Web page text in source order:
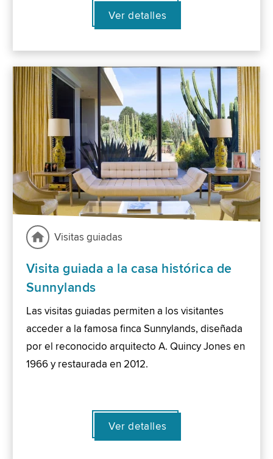
Ver detalles
Visitas guiadas
Visita guiada a la casa histórica de
Sunnylands
Las visitas guiadas permiten a los visitantes
acceder a la famosa finca Sunnylands, diseñada
por el reconocido arquitecto A. Quincy Jones en
1966 y restaurada en 2012.
Ver detalles